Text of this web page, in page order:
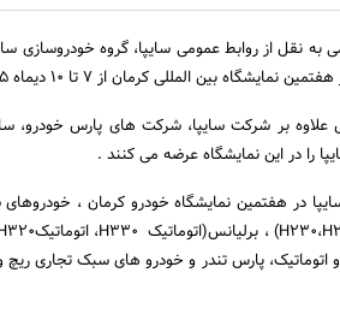
به نقل از روابط عمومی سایپا، گروه خودروسازی
بین المللی کرمان از 7 تا 10 دیماه 95 حاضر خواهد شد.
بر شرکت سایپا، شرکت های پارس خودرو،
را در این نمایشگاه عرضه می کنند .
اتوماتیک، پارس تندر و خودرو های سبک تجاری ریچ